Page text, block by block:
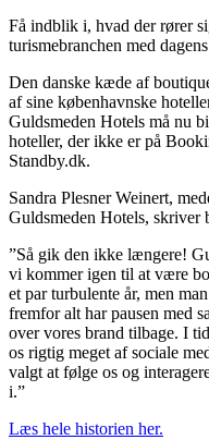
Få indblik i, hvad der rører
turismebranchen med
Den danske kæde af
af sine københavnske
Guldsmeden Hotels må nu
hoteller, der ikke er på
Standby.dk.
Sandra Plesner Weinert,
Guldsmeden Hotels, skriver
”Så gik den ikke længere!
vi kommer igen til at være
et par turbulente år, men
fremfor alt har pausen med
over vores brand tilbage. I
os rigtig meget af sociale
valgt at følge os og
i.”
Læs hele historien her.